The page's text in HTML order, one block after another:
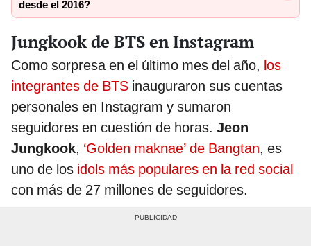
desde el 2016?
Jungkook de BTS en Instagram
Como sorpresa en el último mes del año, los
integrantes de BTS inauguraron sus cuentas
personales en Instagram y sumaron
seguidores en cuestión de horas. Jeon
Jungkook, ‘Golden maknae’ de Bangtan, es
uno de los idols más populares en la red social
con más de 27 millones de seguidores.